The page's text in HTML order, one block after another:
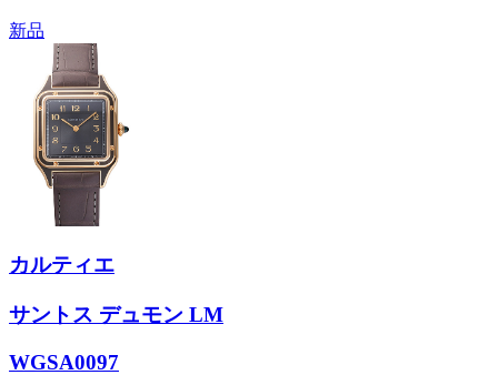
新品
カルティエ
サントス デュモン LM
WGSA0097